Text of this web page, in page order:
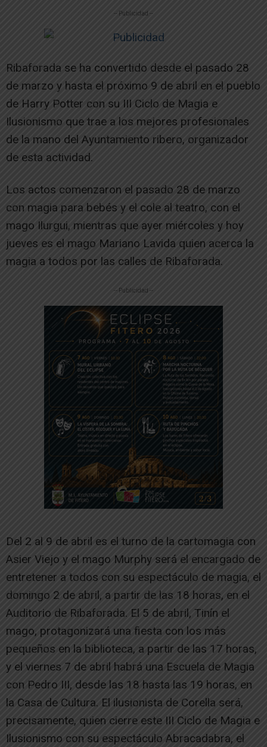
-- Publicidad --
Ribaforada se ha convertido desde el pasado 28
de marzo y hasta el próximo 9 de abril en el pueblo
de Harry Potter con su III Ciclo de Magia e
Ilusionismo que trae a los mejores profesionales
de la mano del Ayuntamiento ribero, organizador
de esta actividad.
Los actos comenzaron el pasado 28 de marzo
con magia para bebés y el cole al teatro, con el
mago Ilurgui, mientras que ayer miércoles y hoy
jueves es el mago Mariano Lavida quien acerca la
magia a todos por las calles de Ribaforada.
-- Publicidad --
Del 2 al 9 de abril es el turno de la cartomagia con
Asier Viejo y el mago Murphy será el encargado de
entretener a todos con su espectáculo de magia, el
domingo 2 de abril, a partir de las 18 horas, en el
Auditorio de Ribaforada. El 5 de abril, Tinín el
mago, protagonizará una fiesta con los más
pequeños en la biblioteca, a partir de las 17 horas,
y el viernes 7 de abril habrá una Escuela de Magia
con Pedro III, desde las 18 hasta las 19 horas, en
la Casa de Cultura. El ilusionista de Corella será,
precisamente, quien cierre este III Ciclo de Magia e
Ilusionismo con su espectáculo Abracadabra, el